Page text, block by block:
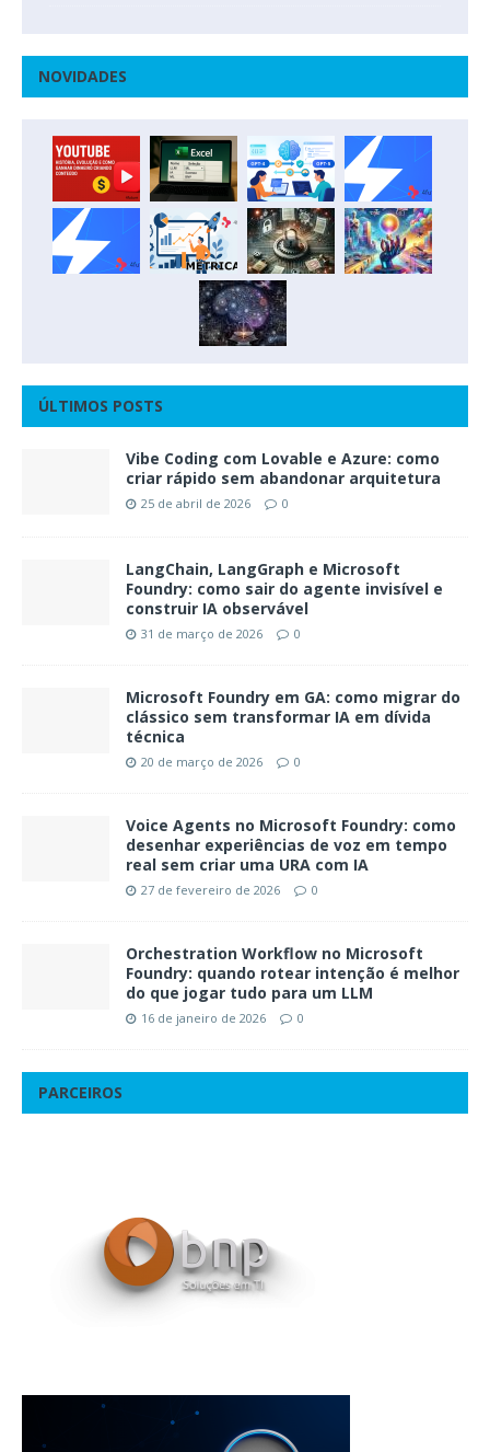
NOVIDADES
ÚLTIMOS POSTS
Vibe Coding com Lovable e Azure: como
criar rápido sem abandonar arquitetura
25 de abril de 2026 0
LangChain, LangGraph e Microsoft
Foundry: como sair do agente invisível e
construir IA observável
31 de março de 2026 0
Microsoft Foundry em GA: como migrar do
clássico sem transformar IA em dívida
técnica
20 de março de 2026 0
Voice Agents no Microsoft Foundry: como
desenhar experiências de voz em tempo
real sem criar uma URA com IA
27 de fevereiro de 2026 0
Orchestration Workflow no Microsoft
Foundry: quando rotear intenção é melhor
do que jogar tudo para um LLM
16 de janeiro de 2026 0
PARCEIROS